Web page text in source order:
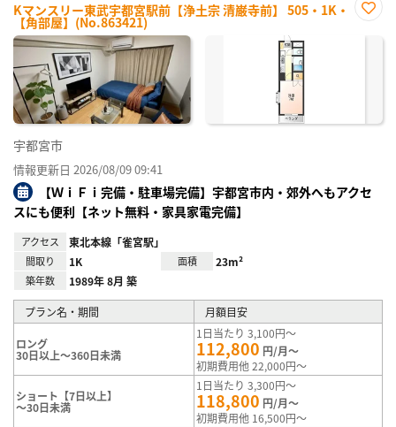
Kマンスリー東武宇都宮駅前【浄土宗 清巌寺前】 505・1K・
【角部屋】(No.863421)
に入
宇都宮市
情報更新日 2026/08/09 09:41
【ＷｉＦｉ完備・駐車場完備】宇都宮市内・郊外へもアクセ
スにも便利【ネット無料・家具家電完備】
アクセス 東北本線「雀宮駅」
間取り 1K 面積 23m²
築年数 1989年 8月 築
プラン名・期間 月額目安
ロング
30日以上～360日未満
1日当たり 3,100円～
112,800 円/月～
初期費用他 22,000円～
ショート【7日以上】
～30日未満
1日当たり 3,300円～
118,800 円/月～
初期費用他 16,500円～